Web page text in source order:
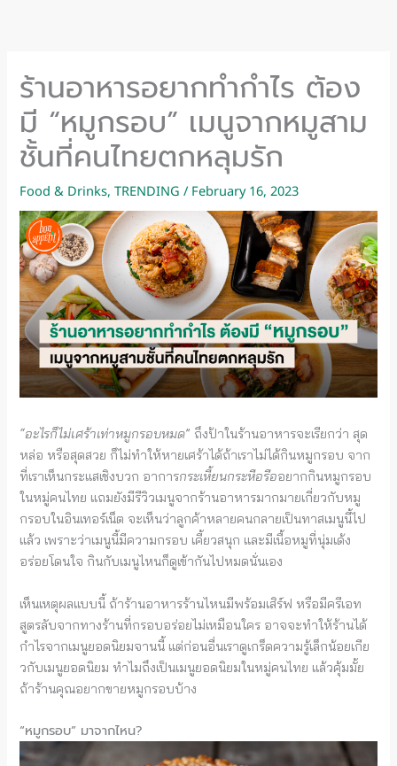
ร้านอาหารอยากทำกำไร ต้อง
มี “หมูกรอบ” เมนูจากหมูสาม
ชั้นที่คนไทยตกหลุมรัก
Food & Drinks,TRENDING / February 16, 2023
“อะไรก็ไม่เศร้าเท่าหมูกรอบหมด” ถึงป้าในร้านอาหารจะเรียกว่า สุด
หล่อ หรือสุดสวย ก็ไม่ทำให้หายเศร้าได้ถ้าเราไม่ได้กินหมูกรอบ จาก
ที่เราเห็นกระแสเชิงบวก อาการกระเหี้ยนกระหือรืออยากกินหมูกรอบ
ในหมู่คนไทย แถมยังมีรีวิวเมนูจากร้านอาหารมากมายเกี่ยวกับหมู
กรอบในอินเทอร์เน็ต จะเห็นว่าลูกค้าหลายคนกลายเป็นทาสเมนูนี้ไป
แล้ว เพราะว่าเมนูนี้มีความกรอบ เคี้ยวสนุก และมีเนื้อหมูที่นุ่มเด้ง
อร่อยโดนใจ กินกับเมนูไหนก็ดูเข้ากันไปหมดนั่นเอง
เห็นเหตุผลแบบนี้ ถ้าร้านอาหารร้านไหนมีพร้อมเสิร์ฟ หรือมีครีเอท
สูตรลับจากทางร้านที่กรอบอร่อยไม่เหมือนใคร อาจจะทำให้ร้านได้
กำไรจากเมนูยอดนิยมจานนี้ แต่ก่อนอื่นเราดูเกร็ดความรู้เล็กน้อยเกีย
วกับเมนูยอดนิยม ทำไมถึงเป็นเมนูยอดนิยมในหมู่คนไทย แล้วคุ้มมั้ย
ถ้าร้านคุณอยากขายหมูกรอบบ้าง
“หมูกรอบ” มาจากไหน?